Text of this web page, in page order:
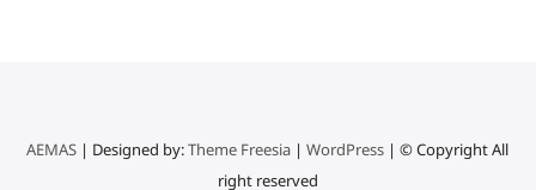
AEMAS | Designed by:Theme Freesia |WordPress | © Copyright All
right reserved